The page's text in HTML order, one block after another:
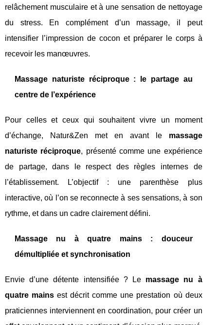
relâchement musculaire et à une sensation de nettoyage
du stress. En complément d’un massage, il peut
intensifier l’impression de cocon et préparer le corps à
recevoir les manœuvres.
Massage naturiste réciproque : le partage au
centre de l’expérience
Pour celles et ceux qui souhaitent vivre un moment
d’échange, Natur&Zen met en avant le massage
naturiste réciproque, présenté comme une expérience
de partage, dans le respect des règles internes de
l’établissement. L’objectif : une parenthèse plus
interactive, où l’on se reconnecte à ses sensations, à son
rythme, et dans un cadre clairement défini.
Massage nu à quatre mains : douceur
démultipliée et synchronisation
Envie d’une détente intensifiée ? Le massage nu à
quatre mains est décrit comme une prestation où deux
praticiennes interviennent en coordination, pour créer un